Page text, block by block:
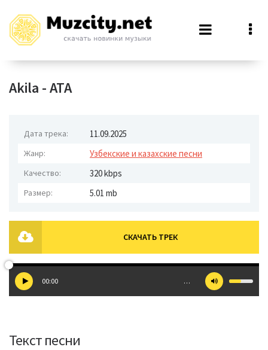
Akila - АТА
Дата трека: 11.09.2025
Жанр: Узбекские и казахские песни
Качество: 320 kbps
Размер: 5.01 mb
СКАЧАТЬ ТРЕК
00:00 …
Текст песни